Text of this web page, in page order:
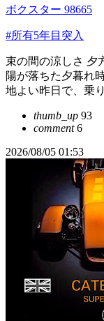
ボクスター 98665
#所有5年目突入
束の間の涼しさ 夕
陽が落ちた夕暮れ
地よい昨日で、乗
thumb_up 93
comment6
2026/08/05 01:53